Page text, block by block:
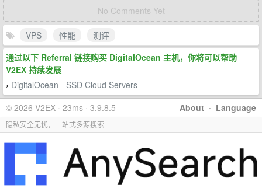
No Comments Yet
VPS 性能
测评
通过以下 Referral 链接购买 DigitalOcean 主机，你将可以帮助
V2EX 持续发展
› DigitalOcean - SSD Cloud Servers
About · Language
© 2026 V2EX · 23ms · 3.9.8.5
隐私安全无忧，一站式多源搜索